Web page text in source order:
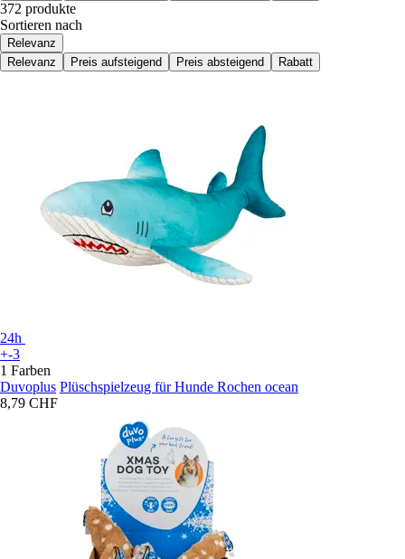
372 produkte
Sortieren nach
Relevanz
Relevanz
Preis aufsteigend Preis absteigend Rabatt
24h
+-3
1 Farben
Duvoplus Plüschspielzeug für Hunde Rochen ocean
8,79 CHF